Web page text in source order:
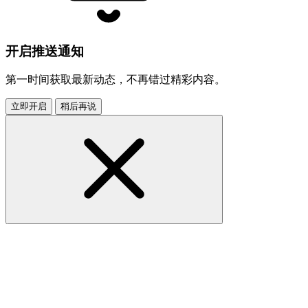
开启推送通知
第一时间获取最新动态，不再错过精彩内容。
立即开启 稍后再说